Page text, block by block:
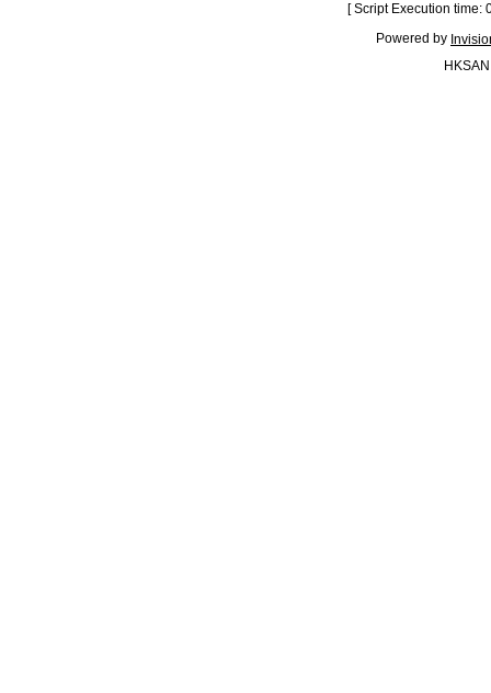
[ Script Execution
Powered by